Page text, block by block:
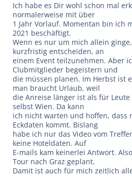
Ich habe es Dir wohl schon mal
normalerweise mit über
1 Jahr Vorlauf. Momentan bin ich
2021 beschäftigt.
Wenn es nur um mich allein
kurzfristig entscheiden, an
einem Event teilzunehmen. Aber
Clubmitglieder begeistern und
die müssen planen. Im Herbst ist
man braucht Urlaub, weil
die Anreise länger ist als für
selbst Wien. Da kann
ich nicht warten und hoffen, dass
Eckdaten kommt. Bislang
habe ich nur das Video vom
keine Hoteldaten. Auf
E-mails kam keinerlei Antwort.
Tour nach Graz geplant.
Damit ist auch für mich zeitlich